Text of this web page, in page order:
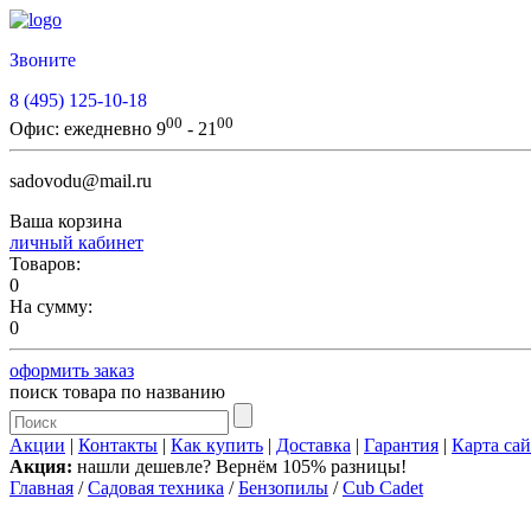
Звоните
8 (495) 125-10-18
Офис: ежедневно 900 - 21 00
sadovodu@mail.ru
Ваша корзина
личный кабинет
Товаров:
0
На сумму:
0
оформить заказ
поиск товара по названию
Акции | Контакты | Как купить | Доставка | Гарантия | Карта
Акция: нашли дешевле? Вернём 105% разницы!
Главная /Садовая техника /Бензопилы /Cub Cadet